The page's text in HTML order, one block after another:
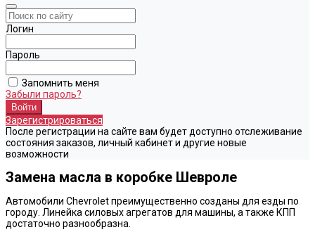
Логин
Пароль
Запомнить меня
Забыли пароль?
Зарегистрироваться
После регистрации на сайте вам будет доступно отслеживание
состояния заказов, личный кабинет и другие новые
возможности
Замена масла в коробке Шевроле
Автомобили Chevrolet преимущественно созданы для езды по
городу. Линейка силовых агрегатов для машины, а также КПП
достаточно разнообразна.